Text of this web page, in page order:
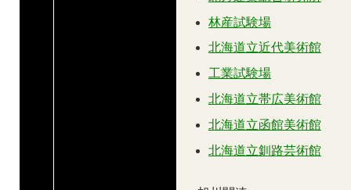
林産試験場
北海道立近代美術館
工業試験場
北海道立帯広美術館
北海道立函館美術館
北海道立釧路芸術館